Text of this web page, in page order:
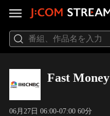
Fast Money
06月27日 06:00-07:00 60分